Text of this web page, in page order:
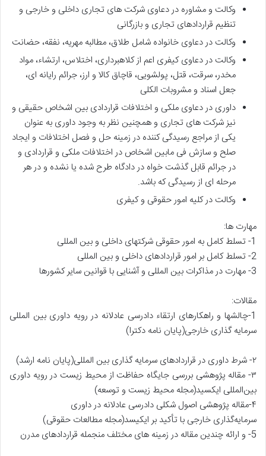
وکالت و مشاوره در دعاوی شرکت های تجاری داخلی و خارجی و
تنظیم قراردادهای تجاری و بازرگانی
وکالت در دعاوی خانواده شامل طلاق، مطالبه مهریه، نفقه، حضانت
وکالت در دعاوی کیفری اعم از کلاهبرداری، اختلاس، ارتشاء، مواد
مخدر، سرقت، قتل، پولشویی، قاچاق کالا و ارز، جرائم رایانه ای،
جعل اسناد و مشروبات الکلی
داوری در دعاوی ملکی و اختلافات قراردادی بین اشخاص حقیقی و
نیز شرکت های تجاری و همچنین نظر به وجود داوری به عنوان
یکی از مراجع رسیدگی کننده در زمینه حل و فصل اختلافات و ایجاد
صلح و سازش فی مابین اشخاص در اختلافات ملکی و قراردادی و
در جرائم قابل گذشت خواه در دادگاه طرح شده یا نشده و در هر
مرحله ای از رسیدگی که باشد.
وکالت در کلیه امور حقوقی و کیفری
مهارت ها:
1- تسلط کامل به امور حقوقی شرکتهای داخلی و بین المللی
2- تسلط کامل بر امور قراردادهای داخلی و بین المللی
3- مهارت در مذاکرات بین المللی و آشنایی با قوانین سایر کشورها
مقالات:
1-چالشها و راهکارهای ارتقاء دادرسی عادلانه در رویه داوری بین المللی
سرمایه گذاری خارجی(پایان نامه دکترا)
۲- شرط داوری در قراردادهای سرمایه گذاری بین المللی(پایان نامه ارشد)
۳- مقاله پژوهشی بررسی جایگاه حفاظت از محیط زیست در رویه داوری
بین‌المللی ایکسید(مجله محیط زیست و توسعه)
۴-مقاله پژوهشی اصول شکلی دادرسی عادلانه در داوری
سرمایه‌گذاری خارجی با تأکید بر ایکیسد(مجله مطالعات حقوقی)
5- و ارائه چندین مقاله در زمینه های مختلف منجمله قراردادهای مدرن